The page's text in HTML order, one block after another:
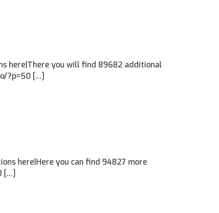
here|There you will find 89682 additional
?p=50 […]
here|Here you can find 94827 more
[…]